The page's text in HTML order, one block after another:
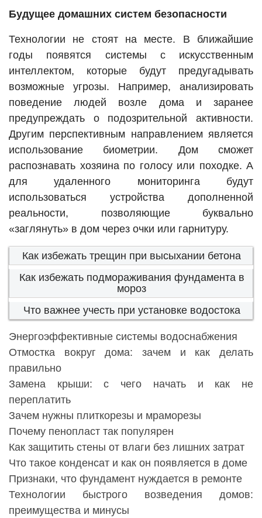
Будущее домашних систем безопасности
Технологии не стоят на месте. В ближайшие
годы появятся системы с искусственным
интеллектом, которые будут предугадывать
возможные угрозы. Например, анализировать
поведение людей возле дома и заранее
предупреждать о подозрительной активности.
Другим перспективным направлением является
использование биометрии. Дом сможет
распознавать хозяина по голосу или походке. А
для удаленного мониторинга будут
использоваться устройства дополненной
реальности, позволяющие буквально
«заглянуть» в дом через очки или гарнитуру.
Как избежать трещин при высыхании бетона
Как избежать подмораживания фундамента в
мороз
Что важнее учесть при установке водостока
Энергоэффективные системы водоснабжения
Отмостка вокруг дома: зачем и как делать
правильно
Замена крыши: с чего начать и как не
переплатить
Зачем нужны плиткорезы и мраморезы
Почему пенопласт так популярен
Как защитить стены от влаги без лишних затрат
Что такое конденсат и как он появляется в доме
Признаки, что фундамент нуждается в ремонте
Технологии быстрого возведения домов:
преимущества и минусы